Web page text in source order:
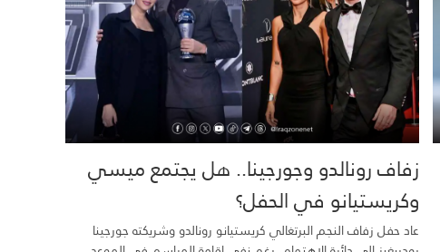
زفاف رونالدو وجورجينا.. هل يجتمع ميسي
وكريستيانو في الحفل؟
عاد حفل زفاف النجم البرتغالي كريستيانو رونالدو وشريكته جورجينا